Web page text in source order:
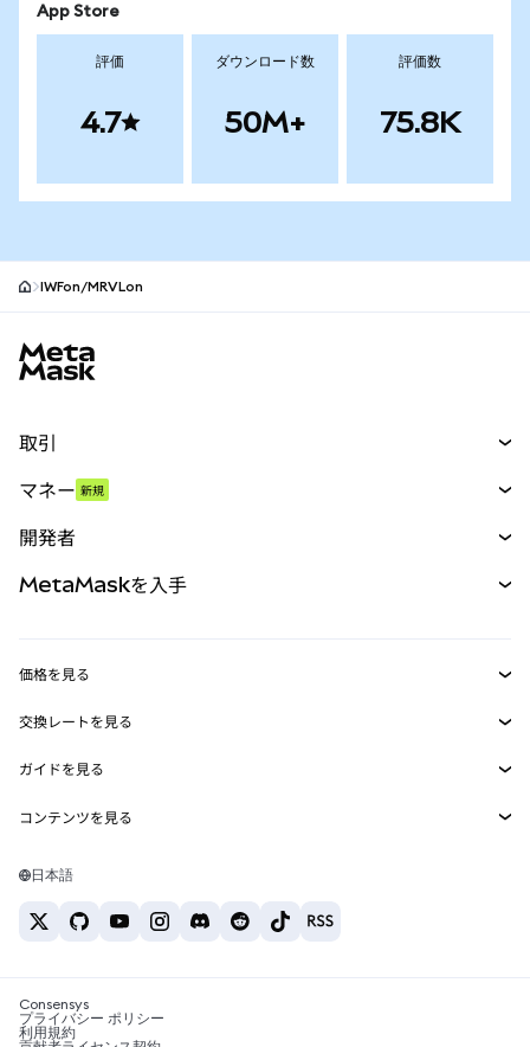
App Store
評価
4.7
ダウンロード数
50M+
評価数
75.8K
IWFon/MRVLon
取引
パーペチュアル
RWA
マネー 新規
開発者
MetaMask Connect
Snaps
Web3サービス
MetaMaskを入手
セキュリティ
サポート
キャリア
お問い合わせ
価格を見る
イーサリアムの価格
Solanaの価格
Tetherの価格
交換レートを見る
ETH→USD
USDT→INR
BTC→INR
ETH→USDT
ガイドを見る
ETHの購入
USDTの購入
SHIBの購入
BNBの購入
コンテンツを見る
Solanaウォレット
税制関連ニュース
日本語
Consensys
プライバシー ポリシー
利用規約